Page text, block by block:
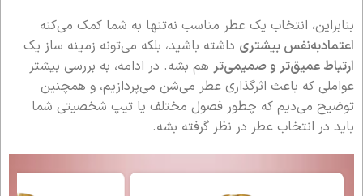
بنابراین، انتخاب یک عطر مناسب نه‌تنها به شما کمک می‌کنه
اعتمادبه‌نفس بیشتری داشته باشید، بلکه می‌تونه زمینه‌ ساز یک
ارتباط عمیق‌تر و صمیمی‌تر هم بشه. در ادامه، به بررسی بیشتر
عواملی که باعث اثرگذاری عطر می‌شن می‌پردازیم، و همچنین
توضیح می‌دیم که چطور فصول مختلف یا تیپ شخصیتی شما
باید در انتخاب عطر در نظر گرفته بشه.